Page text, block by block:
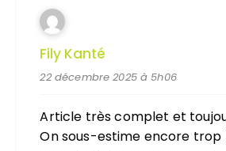
Fily Kanté
22 décembre 2025 à 5h06
Article très complet et
On sous-estime encore trop